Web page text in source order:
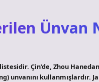
Ünvan
Çin’de, Zhou
unvanını kullanmışlardır.